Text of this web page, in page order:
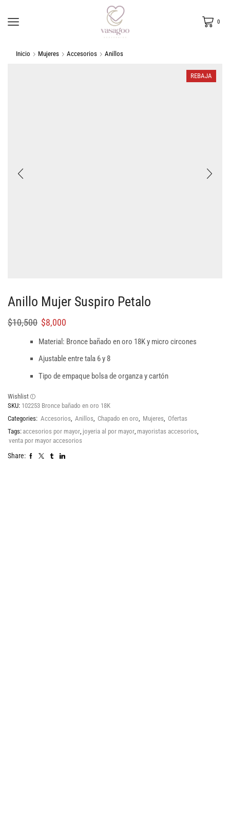
0
Inicio Mujeres Accesorios Anillos
REBAJA
Anillo Mujer Suspiro Petalo
$10,500 $8,000
Material: Bronce bañado en oro 18K y micro circones
Ajustable entre tala 6 y 8
Tipo de empaque bolsa de organza y cartón
Wishlist
SKU: 102253 Bronce bañado en oro 18K
Categories: Accesorios, Anillos, Chapado en oro, Mujeres, Ofertas
Tags: accesorios por mayor, joyeria al por mayor, mayoristas accesorios,
venta por mayor accesorios
Share: